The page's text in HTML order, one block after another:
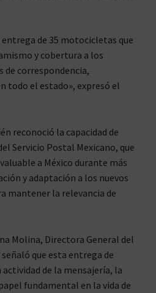
entrega de 35 motocicletas que
y cobertura a los
de correspondencia,
todo el estado», expresó el
reconoció la capacidad de
Servicio Postal Mexicano, que
a México durante más
y adaptación a los nuevos
mantener la relevancia de
Molina, Directora General del
que esta entrega de
de la mensajería, la
fundamental en la vida de